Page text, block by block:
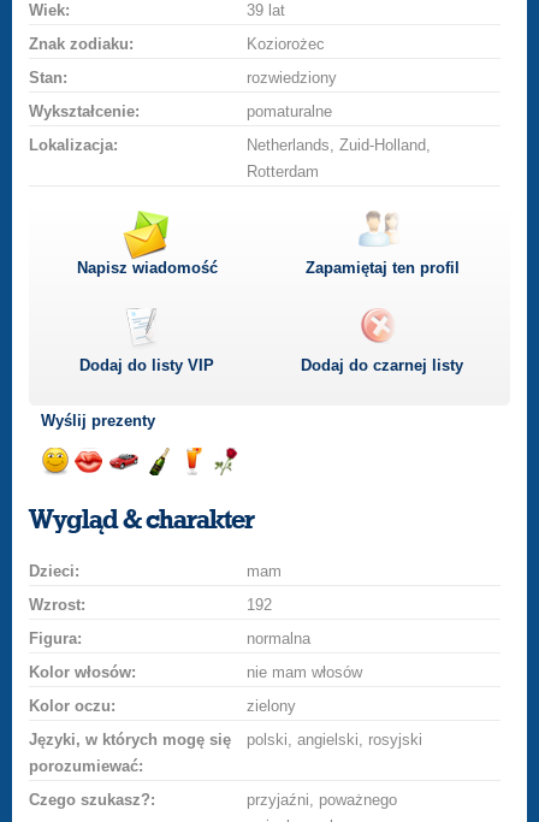
Wiek:
39 lat
Znak zodiaku:
Koziorożec
Stan:
rozwiedziony
Wykształcenie:
pomaturalne
Lokalizacja:
Netherlands, Zuid-Holland,
Rotterdam
Napisz wiadomość Zapamiętaj ten profil
Dodaj do listyVIP Dodaj do czarnej listy
Wyślij prezenty
uśmiech
buziakasamochodem
szampana
drinka
różę
Wygląd & charakter
Dzieci:
mam
Wzrost:
192
Figura:
normalna
Kolor włosów:
nie mam włosów
Kolor oczu:
zielony
Języki, w których mogę się
porozumiewać:
polski, angielski, rosyjski
Czego szukasz?:
przyjaźni, poważnego